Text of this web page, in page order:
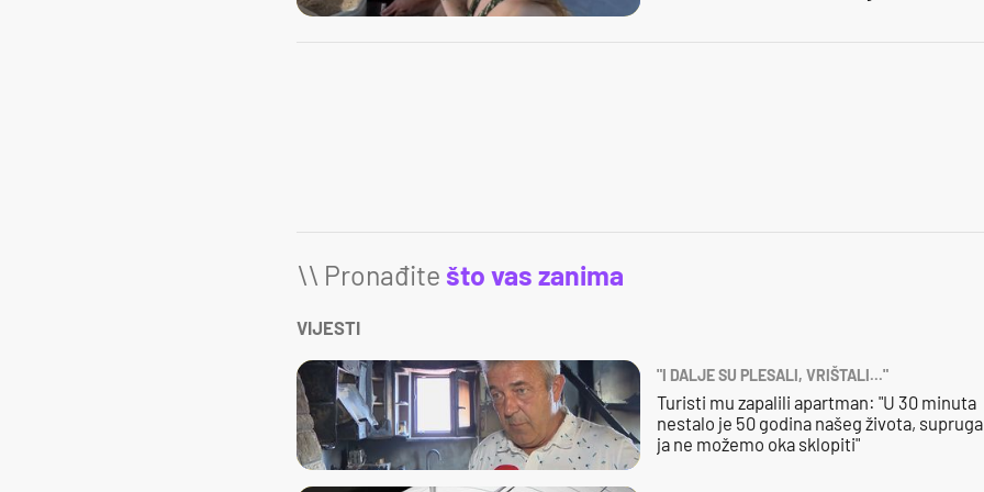
\\ Pronađite što vas zanima
VIJESTI
"I DALJE SU PLESALI, VRIŠTALI..."
Turisti mu zapalili apartman: "U 30 minuta
nestalo je 50 godina našeg života,
ja ne možemo oka sklopiti"